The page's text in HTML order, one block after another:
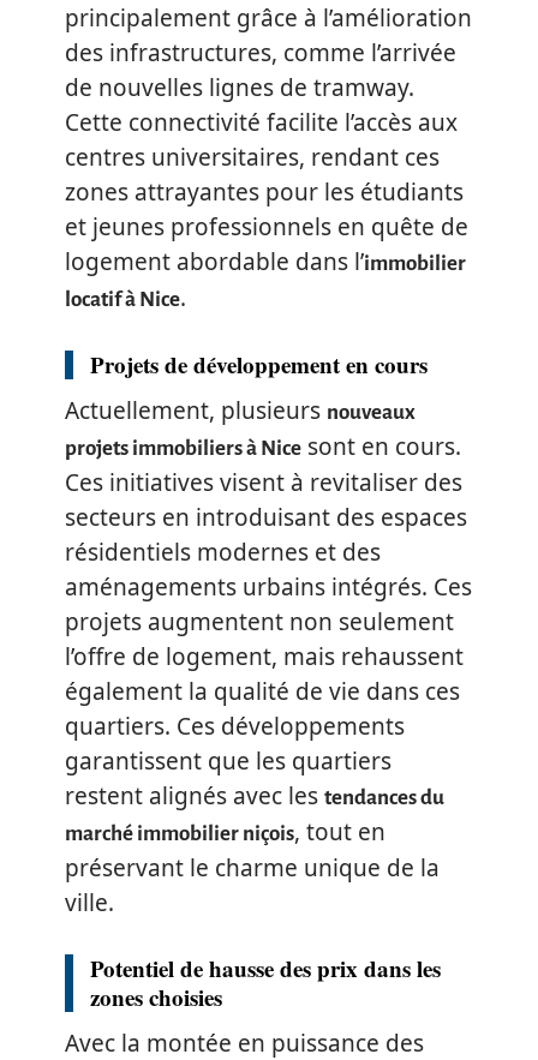
principalement grâce à l’amélioration
des infrastructures, comme l’arrivée
de nouvelles lignes de tramway.
Cette connectivité facilite l’accès aux
centres universitaires, rendant ces
zones attrayantes pour les étudiants
et jeunes professionnels en quête de
logement abordable dans l’immobilier
locatif à Nice.
Projets de développement en cours
Actuellement, plusieurs nouveaux
projets immobiliers à Nice sont en cours.
Ces initiatives visent à revitaliser des
secteurs en introduisant des espaces
résidentiels modernes et des
aménagements urbains intégrés. Ces
projets augmentent non seulement
l’offre de logement, mais rehaussent
également la qualité de vie dans ces
quartiers. Ces développements
garantissent que les quartiers
restent alignés avec les tendances du
marché immobilier niçois, tout en
préservant le charme unique de la
ville.
Potentiel de hausse des prix dans les
zones choisies
Avec la montée en puissance des